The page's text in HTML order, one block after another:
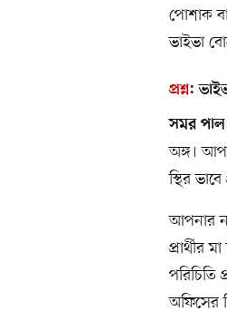
পোশাক
ভাইভা
প্রশ্ন:
সমর
অঙ্গ।
স্থির
আপনার
প্রার্থীর
পরিচিতি
অফিসের